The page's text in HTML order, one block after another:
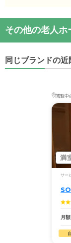
SOMPOケア
38枚の施設写
きます。
・経験豊富
受付時間：
・全国10000
幅広い選択
ことができま
・こだわりの
たとえば「
「夫婦入居可
医療・看護体
・月額費用が
・要介護度：
ケアスル 介
◎ケアスル 介
・経験豊富な
受付時間：
・全国10000
幅広い選択
ことができま
SOMPOケア
ス
・住所：東京
・最寄り駅：
その他の老人
同じブランドの近
閲覧中
満
サー
月額